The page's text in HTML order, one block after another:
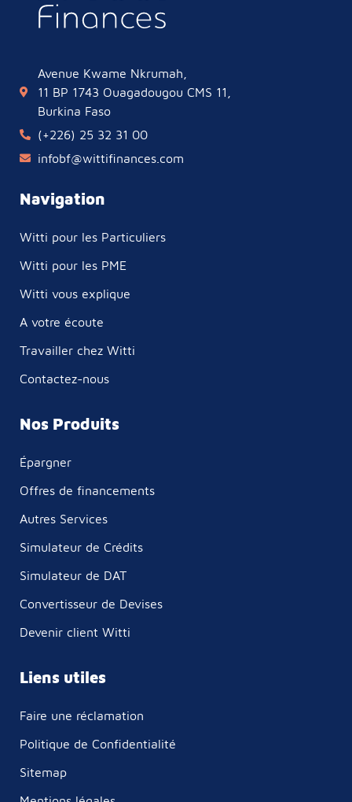
Avenue Kwame Nkrumah,
11 BP 1743 Ouagadougou CMS 11,
Burkina Faso
(+226) 25 32 31 00
infobf@wittifinances.com
Navigation
Witti pour les Particuliers
Witti pour les PME
Witti vous explique
A votre écoute
Travailler chez Witti
Contactez-nous
Nos Produits
Épargner
Offres de financements
Autres Services
Simulateur de Crédits
Simulateur de DAT
Convertisseur de Devises
Devenir client Witti
Liens utiles
Faire une réclamation
Politique de Confidentialité
Sitemap